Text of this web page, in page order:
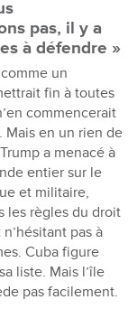
pas, il y a
à défendre »
un
fin à toutes
commencerait
Mais en un rien de
a menacé à
entier sur le
et militaire,
les règles du droit
pas à
Cuba figure
liste. Mais l’île
pas facilement.